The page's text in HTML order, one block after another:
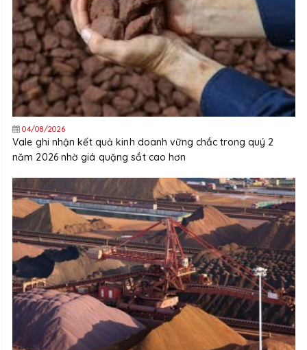
04/08/2026
Vale ghi nhận kết quả kinh doanh vững chắc trong quý 2
năm 2026 nhờ giá quặng sắt cao hơn